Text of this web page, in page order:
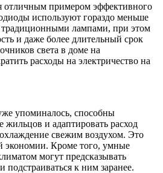
отличным примером эффективного
используют гораздо меньше
лампами, при этом
и даже более длительный срок
света в доме на
расходы на электричество на
упоминалось, способны
жильцов и адаптировать расход
свежим воздухом. Это
экономии. Кроме того, умные
могут предсказывать
подстраиваться к ним заранее.